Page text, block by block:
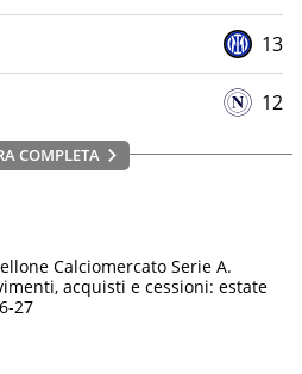
13
12
COMPLETA
Calciomercato Serie A.
acquisti e cessioni: estate
27